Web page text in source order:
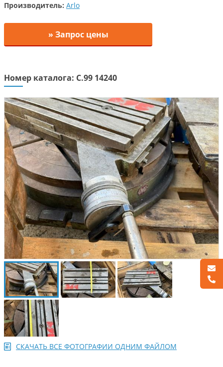
Производитель: Arlo
» Запрос цены
Номер каталога: C.99 14240
СКАЧАТЬ ВСЕ ФОТОГРАФИИ ОДНИМ ФАЙЛОМ